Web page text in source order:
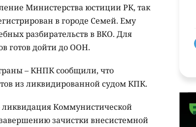
Министерства юстиции РК, так
в городе Семей. Ему
разбирательств в ВКО. Для
готов дойти до ООН.
– КНПК сообщили, что
из ликвидированной судом КПК.
ликвидация Коммунистической
зачистки внесистемной